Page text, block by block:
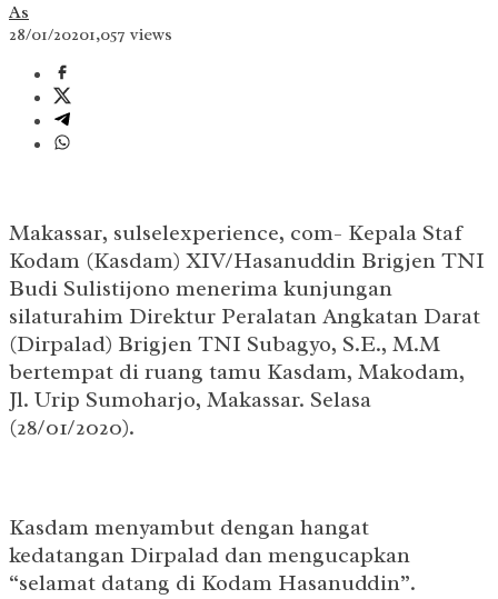
As
28/01/20201,057 views
Makassar, sulselexperience, com- Kepala Staf
Kodam (Kasdam) XIV/Hasanuddin Brigjen TNI
Budi Sulistijono menerima kunjungan
silaturahim Direktur Peralatan Angkatan Darat
(Dirpalad) Brigjen TNI Subagyo, S.E., M.M
bertempat di ruang tamu Kasdam, Makodam,
Jl. Urip Sumoharjo, Makassar. Selasa
(28/01/2020).
Kasdam menyambut dengan hangat
kedatangan Dirpalad dan mengucapkan
“selamat datang di Kodam Hasanuddin”.